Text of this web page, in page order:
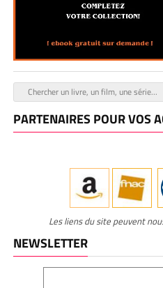
PARTENAIRES POUR VOS
Les liens du site peuvent
NEWSLETTER